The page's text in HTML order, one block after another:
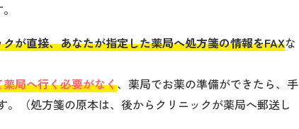
が直接、あなたが指定した薬局へ処方箋の情報をFAXな
局へ行く必要がなく、薬局でお薬の準備ができたら、手
。（処方箋の原本は、後からクリニックが薬局へ郵送し